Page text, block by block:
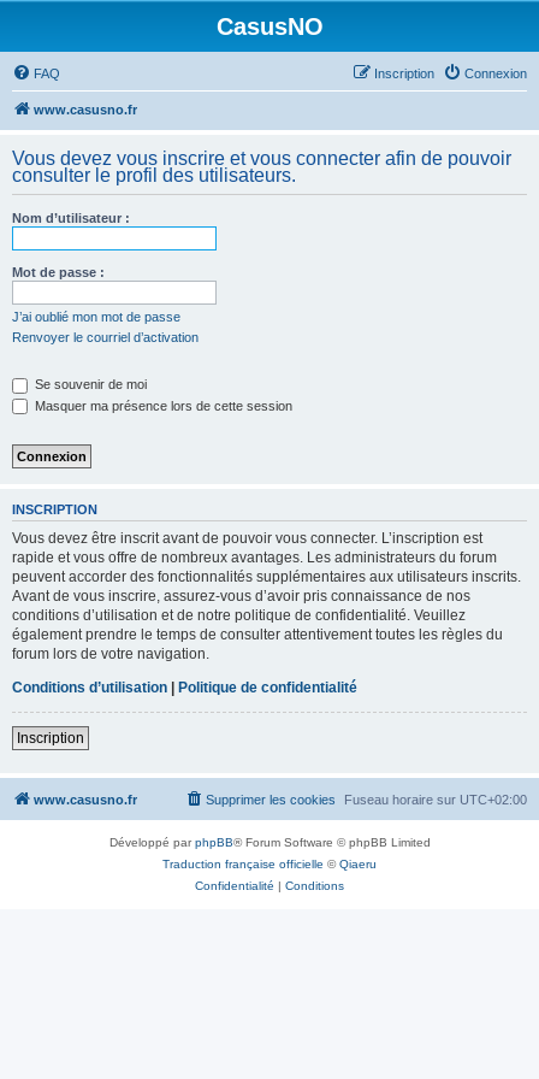
CasusNO
FAQ Connexion
Inscription
www.casusno.fr
Vous devez vous inscrire et vous connecter afin de pouvoir
consulter le profil des utilisateurs.
Nom d’utilisateur :
Mot de passe :
J’ai oublié mon mot de passe
Renvoyer le courriel d’activation
Se souvenir de moi
Masquer ma présence lors de cette session
INSCRIPTION
Vous devez être inscrit avant de pouvoir vous connecter. L’inscription est
rapide et vous offre de nombreux avantages. Les administrateurs du forum
peuvent accorder des fonctionnalités supplémentaires aux utilisateurs inscrits.
Avant de vous inscrire, assurez-vous d’avoir pris connaissance de nos
conditions d’utilisation et de notre politique de confidentialité. Veuillez
également prendre le temps de consulter attentivement toutes les règles du
forum lors de votre navigation.
Conditions d’utilisation | Politique de confidentialité
Inscription
www.casusno.fr Fuseau horaire sur UTC+02:00
Supprimer les cookies
Développé parphpBB® Forum Software © phpBB Limited
Traduction française officielle ©Qiaeru
Confidentialité | Conditions